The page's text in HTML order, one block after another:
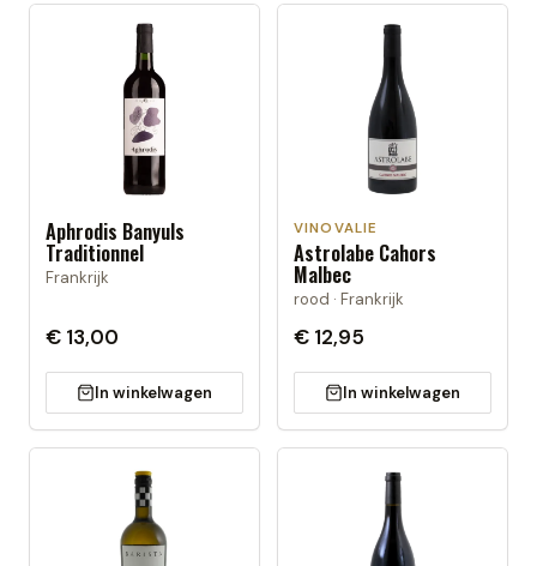
Aphrodis Banyuls
Traditionnel
Frankrijk
€ 13,00
In winkelwagen
VINOVALIE
Astrolabe Cahors
Malbec
rood · Frankrijk
€ 12,95
In winkelwagen